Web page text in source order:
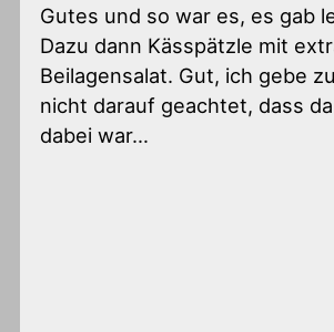
Gutes und so war es, es gab
Dazu dann Kässpätzle mit
Beilagensalat. Gut, ich gebe
nicht darauf geachtet, dass
dabei war…